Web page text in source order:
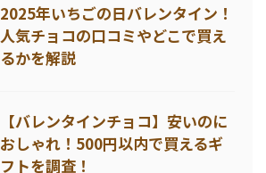
2025年いちごの日バレンタイン！
人気チョコの口コミやどこで買え
るかを解説
【バレンタインチョコ】安いのに
おしゃれ！500円以内で買えるギ
フトを調査！